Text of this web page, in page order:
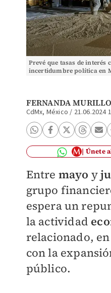
Prevé que tasas de interés
incertidumbre política en
FERNANDA MURILLO
CdMx, México / 21.06.2024
Únete
Entre mayo y
grupo
espera un
la actividad
relacionado,
con la
público.